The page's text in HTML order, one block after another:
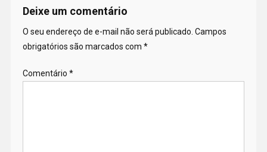
Deixe um comentário
O seu endereço de e-mail não será publicado. Campos
obrigatórios são marcados com *
Comentário *